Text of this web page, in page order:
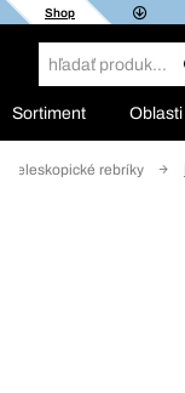
Shop
Sortiment
Teleskopické rebríky